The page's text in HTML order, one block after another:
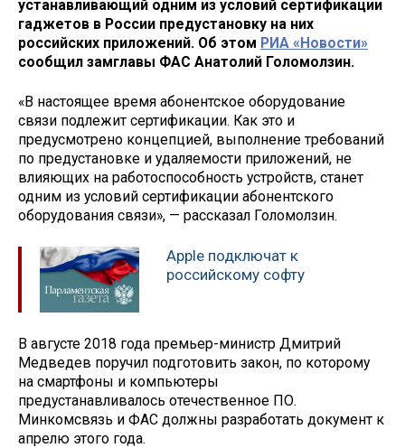
устанавливающий одним из условий сертификации
гаджетов в России предустановку на них
российских приложений. Об этом РИА «Новости»
сообщил замглавы ФАС Анатолий Голомолзин.
«В настоящее время абонентское оборудование
связи подлежит сертификации. Как это и
предусмотрено концепцией, выполнение требований
по предустановке и удаляемости приложений, не
влияющих на работоспособность устройств, станет
одним из условий сертификации абонентского
оборудования связи», — рассказал Голомолзин.
Apple подключат к
российскому софту
В августе 2018 года премьер-министр Дмитрий
Медведев поручил подготовить закон, по которому
на смартфоны и компьютеры
предустанавливалось отечественное ПО.
Минкомсвязь и ФАС должны разработать документ к
апрелю этого года.